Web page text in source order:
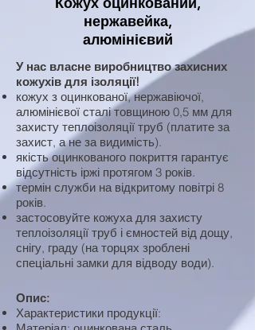
нержавейка,
алюмінієвий
У нас власне виробництво захисних
кожухів для ізоляції!
кожух з оцинкованої, нержавіючої,
алюмінієвої сталі товщиною 0,5 мм для
захисту теплоізоляції труб (платите за
захист, а не за видимість).
якість оцинкованого покриття гарантує
відсутність іржі протягом 3 років.
термін служби на відкритому повітрі 8
років.
застосовуйте кожуха для захисту
теплоізоляції труб і ємностей від дощу,
снігу, граду (на торцях зроблені
спеціальні замки для відводу води).
Опис:
Характеристики продукції: